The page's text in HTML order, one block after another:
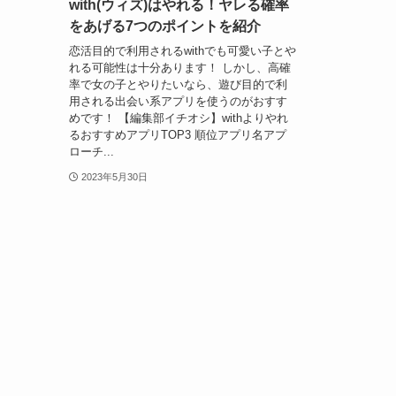
with(ウィズ)はやれる！ヤレる確率
をあげる7つのポイントを紹介
恋活目的で利用されるwithでも可愛い子とや
れる可能性は十分あります！ しかし、高確
率で女の子とやりたいなら、遊び目的で利
用される出会い系アプリを使うのがおすす
めです！ 【編集部イチオシ】withよりやれ
るおすすめアプリTOP3 順位アプリ名アプ
ローチ...
2023年5月30日